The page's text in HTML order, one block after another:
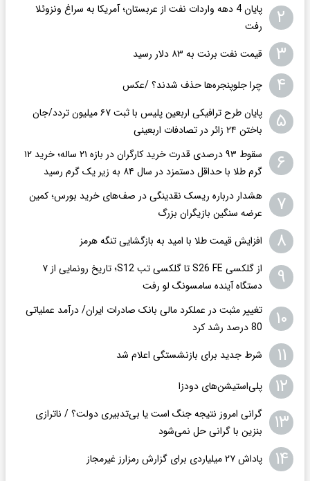
۲
پایان 4 دهه واردات نفت از عربستان؛ آمریکا به سراغ ونزوئلا
رفت
۳ قیمت نفت برنت به ۸۳ دلار رسید
۴ چرا جلوپنجره‌ها حذف شدند؟ /عکس
۵
پایان طرح ترافیکی اربعین پلیس با ثبت ۶۷ میلیون تردد/جان
باختن ۲۴ زائر در تصادفات اربعینی
۶
سقوط ۹۳ درصدی قدرت خرید کارگران در بازه ۲۱ ساله؛ خرید ۱۲
گرم طلا با حداقل دستمزد در سال ۸۴ به زیر یک گرم رسید
۷
هشدار درباره ریسک نقدینگی در صف‌های خرید بورس؛ کمین
عرضه سنگین بازیگران بزرگ
۸ افزایش قیمت طلا با امید به بازگشایی تنگه هرمز
۹
از گلکسی S26 FE تا گلکسی تب S12؛ تاریخ رونمایی از ۷
دستگاه آینده سامسونگ لو رفت
۱۰
تغییر مثبت در عملکرد مالی بانک صادرات ایران/ درآمد عملیاتی
80 درصد رشد کرد
۱۱ شرط جدید برای بازنشستگی اعلام شد
۱۲ پلی‌استیشن‌های دودزا
۱۳
گرانی امروز نتیجه جنگ است یا بی‌تدبیری دولت؟ / ناترازی
بنزین با گرانی حل نمی‌شود
۱۴ پاداش ۲۷ میلیاردی برای گزارش رمزارز غیرمجاز